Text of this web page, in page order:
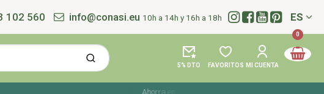
102 560 info@conasi.eu 10h a 14h y 16h a 18h Idioma:
ES
5% DTO FAVORITOS MI CUENTA
0
Ahorra en tu compra con los cupones de verano ☀️ ¡Del